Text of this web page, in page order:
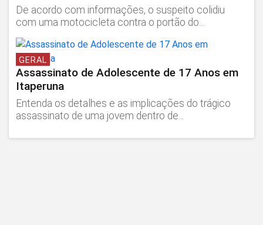
De acordo com informações, o suspeito colidiu
com uma motocicleta contra o portão do...
GERAL
Assassinato de Adolescente de 17 Anos em
Itaperuna
Entenda os detalhes e as implicações do trágico
assassinato de uma jovem dentro de...